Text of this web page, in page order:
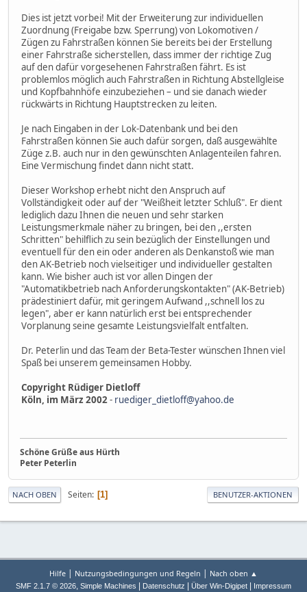
Dies ist jetzt vorbei! Mit der Erweiterung zur individuellen
Zuordnung (Freigabe bzw. Sperrung) von Lokomotiven /
Zügen zu Fahrstraßen können Sie bereits bei der Erstellung
einer Fahrstraße sicherstellen, dass immer der richtige Zug
auf den dafür vorgesehenen Fahrstraßen fährt. Es ist
problemlos möglich auch Fahrstraßen in Richtung Abstellgleise
und Kopfbahnhöfe einzubeziehen – und sie danach wieder
rückwärts in Richtung Hauptstrecken zu leiten.
Je nach Eingaben in der Lok-Datenbank und bei den
Fahrstraßen können Sie auch dafür sorgen, daß ausgewählte
Züge z.B. auch nur in den gewünschten Anlagenteilen fahren.
Eine Vermischung findet dann nicht statt.
Dieser Workshop erhebt nicht den Anspruch auf
Vollständigkeit oder auf der "Weißheit letzter Schluß". Er dient
lediglich dazu Ihnen die neuen und sehr starken
Leistungsmerkmale näher zu bringen, bei den ,,ersten
Schritten" behilflich zu sein bezüglich der Einstellungen und
eventuell für den ein oder anderen als Denkanstoß wie man
den AK-Betrieb noch vielseitiger und individueller gestalten
kann. Wie bisher auch ist vor allen Dingen der
"Automatikbetrieb nach Anforderungskontakten" (AK-Betrieb)
prädestiniert dafür, mit geringem Aufwand ,,schnell los zu
legen", aber er kann natürlich erst bei entsprechender
Vorplanung seine gesamte Leistungsvielfalt entfalten.
Dr. Peterlin und das Team der Beta-Tester wünschen Ihnen viel
Spaß bei unserem gemeinsamen Hobby.
Copyright Rüdiger Dietloff
Köln, im März 2002- ruediger_dietloff@yahoo.de
Schöne Grüße aus Hürth
Peter Peterlin
NACH OBEN Seiten 1 BENUTZER-AKTIONEN
Hilfe Nutzungsbedingungen und Regeln Nach oben ▲
SMF 2.1.7 © 2026, Simple Machines Datenschutz Über Win-Digipet Impressum